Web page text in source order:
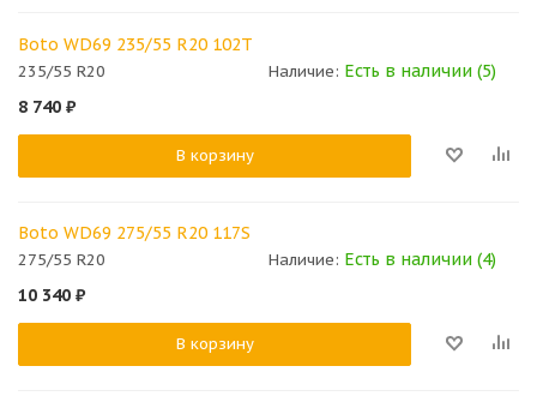
Boto WD69 235/55 R20 102T
235/55 R20 Наличие: Есть в наличии (5)
8 740 ₽
В корзину
Boto WD69 275/55 R20 117S
275/55 R20 Наличие: Есть в наличии (4)
10 340 ₽
В корзину